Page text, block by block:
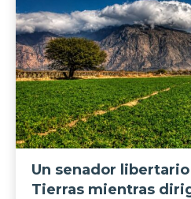
Un senador
Tierras mientras